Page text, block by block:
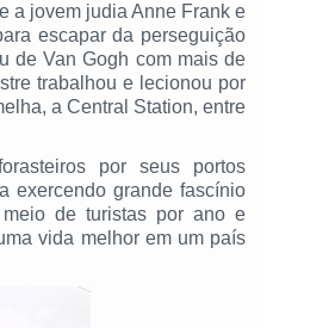
a jovem judia Anne Frank e
escapar da perseguição
de Van Gogh com mais de
trabalhou e lecionou por
a Central Station, entre
por seus portos
exercendo grande fascínio
de turistas por ano e
vida melhor em um país